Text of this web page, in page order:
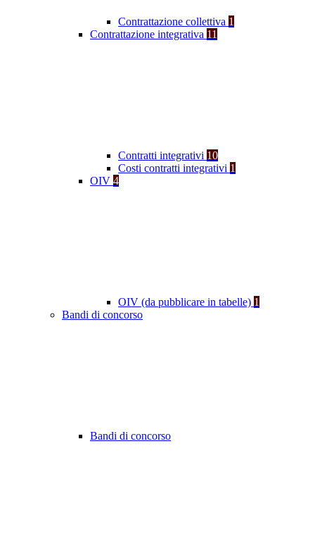
Contrattazione collettiva 1
Contrattazione integrativa 11
Contratti integrativi 10
Costi contratti integrativi 1
OIV 4
OIV (da pubblicare in tabelle) 1
Bandi di concorso
Bandi di concorso